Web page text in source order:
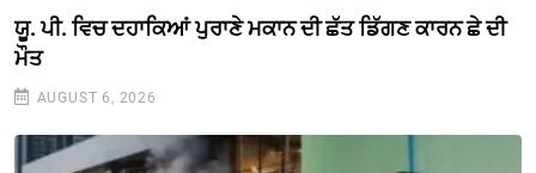
ਯੂ. ਪੀ. ਵਿਚ ਦਹਾਕਿਆਂ ਪੁਰਾਣੇ ਮਕਾਨ ਦੀ ਛੱਤ ਡਿੱਗਣ ਕਾਰਨ ਛੇ ਦੀ
ਮੌਤ
AUGUST 6, 2026